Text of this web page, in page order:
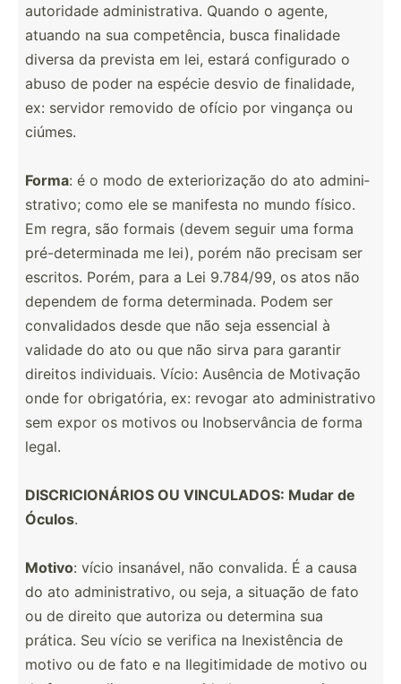
autoridade admini­str­ativa. Quando o agente,
atuando na sua compet­ência, busca finalidade
diversa da prevista em lei, estará config­urado o
abuso de poder na espécie desvio de finali­dade,
ex: servidor removido de ofício por vingança ou
ciúmes.
Forma: é o modo de exteri­ori­zação do ato admini­
str­ativo; como ele se manifesta no mundo físico.
Em regra, são formais (devem seguir uma forma
pré-de­ter­minada me lei), porém não precisam ser
escritos. Porém, para a Lei 9.784/99, os atos não
dependem de forma determ­inada. Podem ser
conval­idados desde que não seja essencial à
validade do ato ou que não sirva para garantir
direitos indivi­duais. Vício: Ausência de Motivação
onde for obriga­tória, ex: revogar ato admini­str­ativo
sem expor os motivos ou Inobse­rvância de forma
legal.
DISCRI­CIO­NÁRIOS OU VINCUL­ADOS: Mudar de
Óculos.
Motivo: vício insanável, não convalida. É a causa
do ato admini­str­ativo, ou seja, a situação de fato
ou de direito que autoriza ou determina sua
prática. Seu vício se verifica na Inexis­tência de
motivo ou de fato e na Ilegit­imidade de motivo ou